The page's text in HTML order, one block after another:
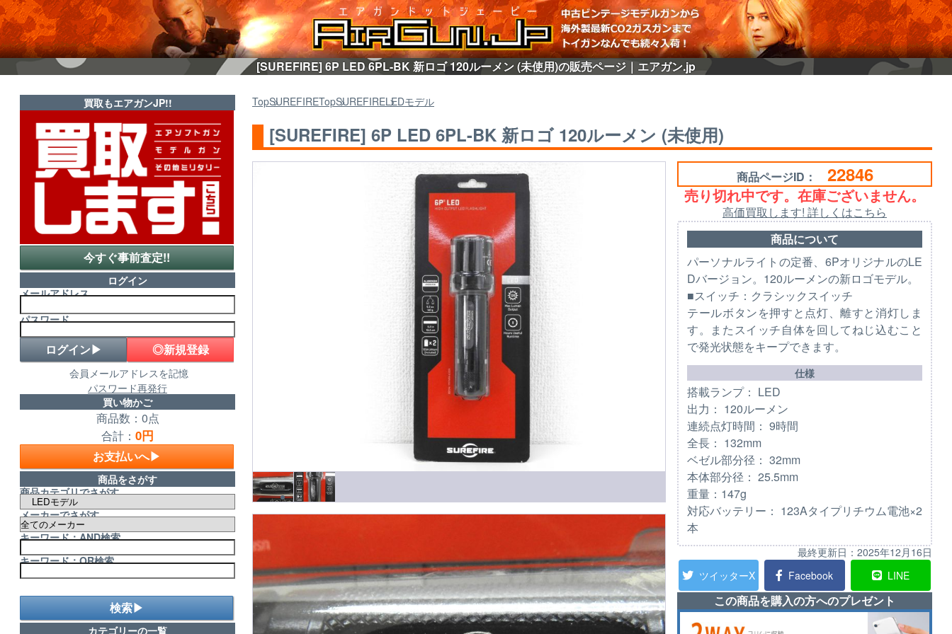
[SUREFIRE] 6P LED 6PL-BK 新ロゴ 120ルーメン (未使用)の販売ページ｜エアガン.jp
TopSUREFIRETopSUREFIRELEDモデル
[SUREFIRE] 6P LED 6PL-BK 新ロゴ 120ルーメン (未使用)
商品ページID： 22846
売り切れ中です。在庫ございません。
高価買取します! 詳しくはこちら
商品について
パーソナルライトの定番、6PオリジナルのLE
Dバージョン。120ルーメンの新ロゴモデル。
■スイッチ：クラシックスイッチ
テールボタンを押すと点灯、離すと消灯しま
す。またスイッチ自体を回してねじ込むこと
で発光状態をキープできます。
仕様
搭載ランプ： LED
出力： 120ルーメン
連続点灯時間： 9時間
全長： 132mm
ベゼル部分径： 32mm
本体部分径： 25.5mm
重量：147g
対応バッテリー： 123Aタイプリチウム電池×2
本
最終更新日： 2025年12月16日
ツイッターX
Facebook LINE
この商品を購入の方へのプレゼント
買取もエアガンJP!!
今すぐ事前査定!!
ログイン
メールアドレス
パスワード
◎新規登録
会員メールアドレスを記憶
パスワード再発行
買い物かご
商品数：0点
合計： 0円
お支払いへ▶
商品をさがす
商品カテゴリでさがす
メーカーでさがす
キーワード：AND検索
キーワード：OR検索
検索▶
カテゴリーの一覧